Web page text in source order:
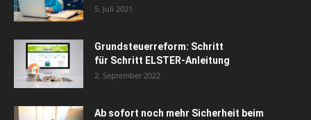
5. Juli 2021
Grundsteuerreform: Schritt
für Schritt ELSTER-Anleitung
2. September 2022
Ab sofort noch mehr Sicherheit beim